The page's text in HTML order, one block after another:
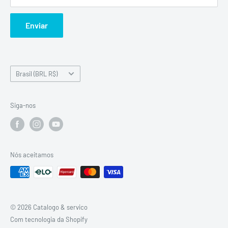
Manuais de Serviço
Enviar
País/Região
Brasil (BRL R$)
Siga-nos
Nós aceitamos
© 2026 Catalogo & servico
Com tecnologia da Shopify